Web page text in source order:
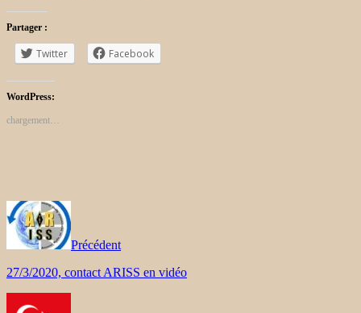
Partager :
Twitter Facebook
WordPress:
chargement…
Précédent
27/3/2020, contact ARISS en vidéo